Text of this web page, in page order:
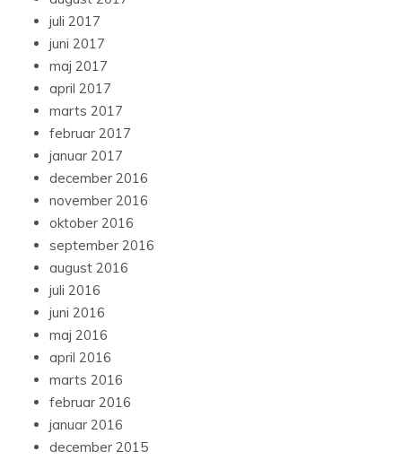
juli 2017
juni 2017
maj 2017
april 2017
marts 2017
februar 2017
januar 2017
december 2016
november 2016
oktober 2016
september 2016
august 2016
juli 2016
juni 2016
maj 2016
april 2016
marts 2016
februar 2016
januar 2016
december 2015